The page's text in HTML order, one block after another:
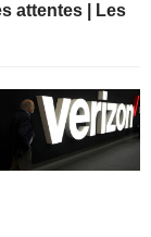
attentes | Les